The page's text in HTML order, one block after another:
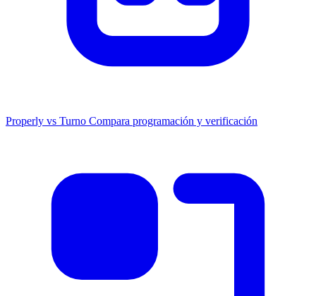
Properly vs Turno Compara programación y verificación